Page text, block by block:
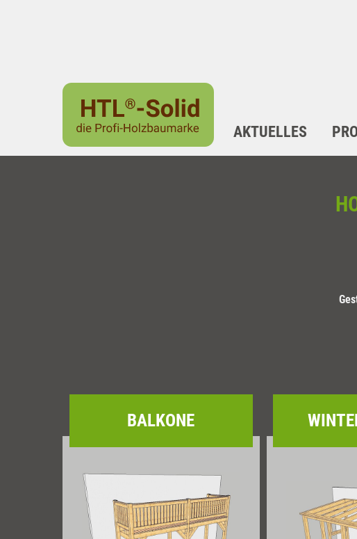
AKTUELLES
BALKONE